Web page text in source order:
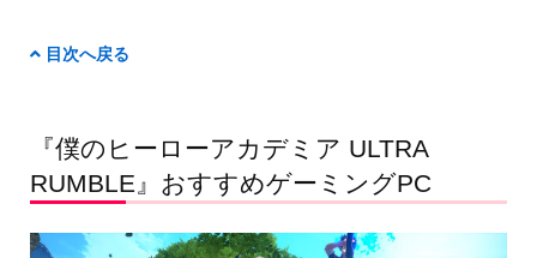
目次へ戻る
『僕のヒーローアカデミア ULTRA
RUMBLE』おすすめゲーミングPC